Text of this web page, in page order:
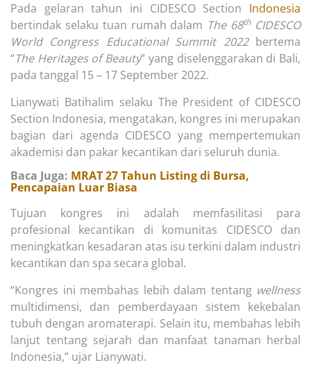
Pada gelaran tahun ini CIDESCO Section Indonesia
bertindak selaku tuan rumah dalam The 68thCIDESCO
World Congress Educational Summit 2022bertema
“The Heritages of Beauty” yang diselenggarakan di Bali,
pada tanggal 15 – 17 September 2022.
Lianywati Batihalim selaku The President of CIDESCO
Section Indonesia, mengatakan, kongres ini merupakan
bagian dari agenda CIDESCO yang mempertemukan
akademisi dan pakar kecantikan dari seluruh dunia.
Baca Juga: MRAT 27 Tahun Listing di Bursa,
Pencapaian Luar Biasa
Tujuan kongres ini adalah memfasilitasi para
profesional kecantikan di komunitas CIDESCO dan
meningkatkan kesadaran atas isu terkini dalam industri
kecantikan dan spa secara global.
“Kongres ini membahas lebih dalam tentang wellness
multidimensi, dan pemberdayaan sistem kekebalan
tubuh dengan aromaterapi. Selain itu, membahas lebih
lanjut tentang sejarah dan manfaat tanaman herbal
Indonesia,” ujar Lianywati.